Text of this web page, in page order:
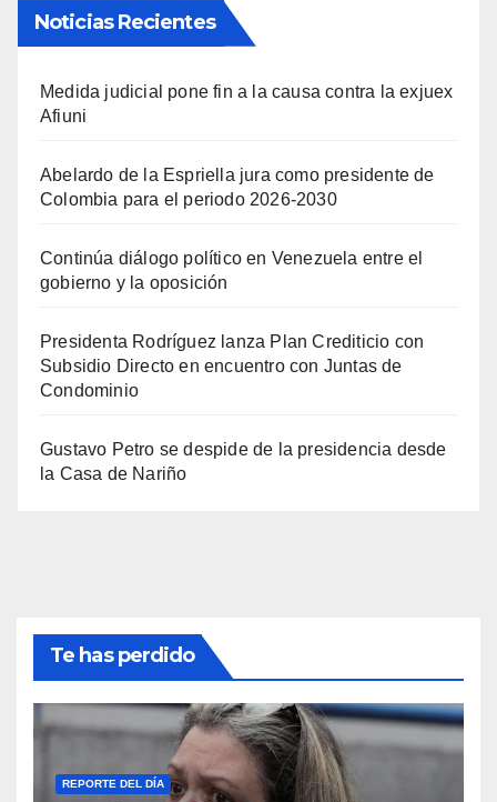
Noticias Recientes
Medida judicial pone fin a la causa contra la exjuex
Afiuni
Abelardo de la Espriella jura como presidente de
Colombia para el periodo 2026-2030
Continúa diálogo político en Venezuela entre el
gobierno y la oposición
Presidenta Rodríguez lanza Plan Crediticio con
Subsidio Directo en encuentro con Juntas de
Condominio
Gustavo Petro se despide de la presidencia desde
la Casa de Nariño
Te has perdido
REPORTE DEL DÍA